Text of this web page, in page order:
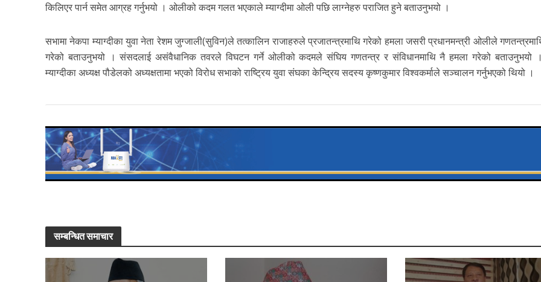
किलिएर पार्न समेत आग्रह गर्नुभयो । ओलीको कदम गलत भएकाले म्याग्दीमा ओली पछि लाग्नेहरु पराजित हुने बताउनुभयो ।
सभामा नेकपा म्याग्दीका युवा नेता रेशम जुग्जाली(सुविन)ले तत्कालिन राजाहरुले प्रजातन्त्रमाथि गरेको हमला जसरी प्रधानमन्त्री ओलीले
गरेको बताउनुभयो । संसदलाई असंवैधानिक तवरले विघटन गर्ने ओलीको कदमले संघिय गणतन्त्र र संविधानमाथि नै हमला गरेको बताउनुभयो
म्याग्दीका अध्यक्ष पौडेलको अध्यक्षतामा भएको विरोध सभाको राष्ट्रिय युवा संघका केन्द्रिय सदस्य कृष्णकुमार विश्वकर्माले सञ्चालन गर्नुभएको थियो ।
सम्बन्धित समाचार